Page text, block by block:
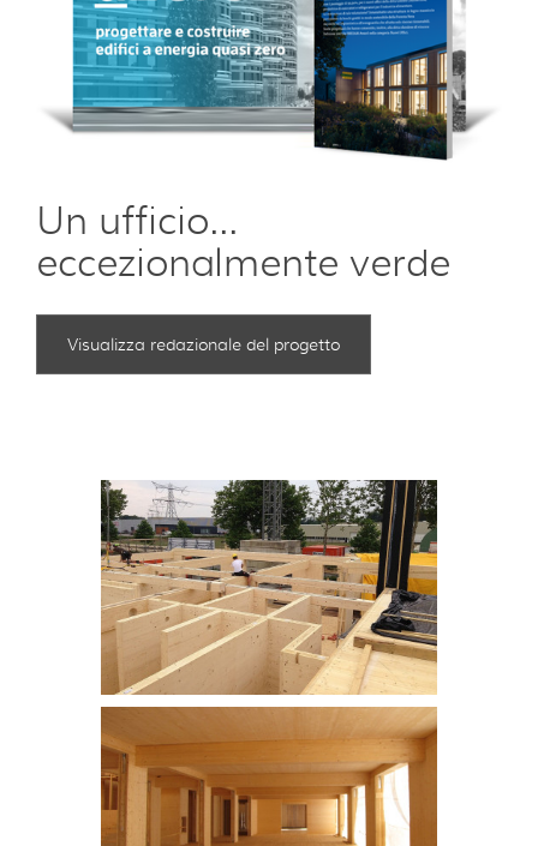
Un ufficio...
eccezionalmente verde
Visualizza redazionale del progetto